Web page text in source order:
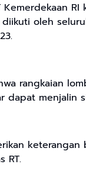
oleh
rangkaian
menjalin
RT.